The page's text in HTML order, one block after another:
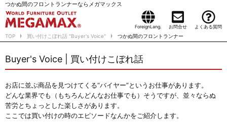
つかぬ間のフロントランナーならメガマックス
ForeignLang. お問合せ よくある質問
TOP 買い付けこぼれ話 "Buyer's Voice" つかぬ間のフロントランナー
Buyer's Voice | 買い付けこぼれ話
お店に並ぶ商品を見つけてくる“バイヤー”というお仕事があります。
どんな業界でも（もちろんどんなお仕事でも）そうですが、並々ならぬ
苦労とちょっとした楽しさがあります。
ここでは買い付けの時のエピソードなんかをご紹介します。